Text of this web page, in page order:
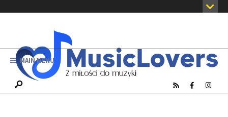
MAIN MENU